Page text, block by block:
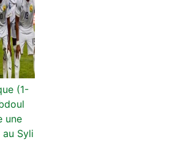
(1-
une
Syli